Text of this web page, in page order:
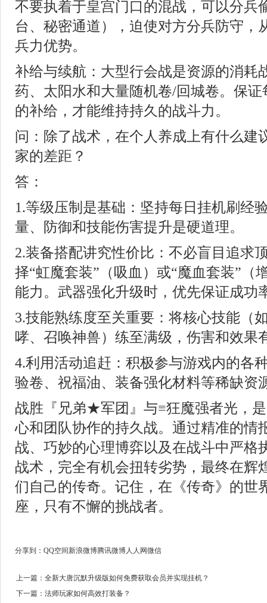
不要执着于皇宫门口的混战，可以分兵
台、秘密通道），迫使对方分兵防守，
兵力优势。
补给与续航：大型行会战是资源的消耗
药、太阳水和大量随机卷/回城卷。保
的补给，才能维持持久的战斗力。
问：除了战术，在个人养成上有什么建
家的差距？
答：
1.等级压制是基础：坚持每日挂机刷经
量、防御和技能伤害提升是硬道理。
2.装备搭配讲究性价比：不必盲目追求
择“虹魔套装”（吸血）或“魔血套装”（
能力。武器强化升级时，优先保证成功
3.技能熟练度至关重要：将核心技能（
哮、召唤神兽）练至满级，伤害和效果
4.利用活动追赶：积极参与游戏内的各
验卷、祝福油、装备强化材料等稀缺资
战胜『兄弟★军团』与≡狂魔强者光，
心和团队协作的持久战。通过精准的情
战、巧妙的心理博弈以及在战斗中严格
战术，完全有机会扭转劣势，最终在辉
们自己的传奇。记住，在《传奇》的世
座，只有不懈的挑战者。
分享到： QQ空间新浪微博腾讯微博人人网微信
上一篇：全新大唐沉默升级版如何免费获取会员并实现挂机？
下一篇：法师玩家如何高效打装备？